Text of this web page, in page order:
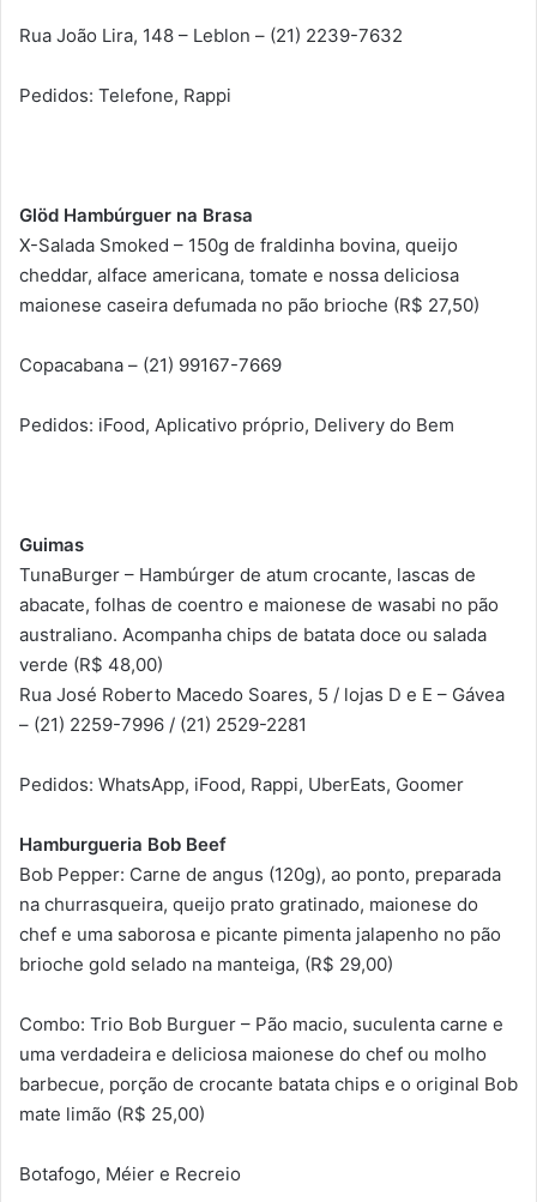
Rua João Lira, 148 – Leblon – (21) 2239-7632
Pedidos: Telefone, Rappi
Glöd Hambúrguer na Brasa
X-Salada Smoked – 150g de fraldinha bovina, queijo
cheddar, alface americana, tomate e nossa deliciosa
maionese caseira defumada no pão brioche (R$ 27,50)
Copacabana – (21) 99167-7669
Pedidos: iFood, Aplicativo próprio, Delivery do Bem
Guimas
TunaBurger – Hambúrger de atum crocante, lascas de
abacate, folhas de coentro e maionese de wasabi no pão
australiano. Acompanha chips de batata doce ou salada
verde (R$ 48,00)
Rua José Roberto Macedo Soares, 5 / lojas D e E – Gávea
– (21) 2259-7996 / (21) 2529-2281
Pedidos: WhatsApp, iFood, Rappi, UberEats, Goomer
Hamburgueria Bob Beef
Bob Pepper: Carne de angus (120g), ao ponto, preparada
na churrasqueira, queijo prato gratinado, maionese do
chef e uma saborosa e picante pimenta jalapenho no pão
brioche gold selado na manteiga, (R$ 29,00)
Combo: Trio Bob Burguer – Pão macio, suculenta carne e
uma verdadeira e deliciosa maionese do chef ou molho
barbecue, porção de crocante batata chips e o original Bob
mate limão (R$ 25,00)
Botafogo, Méier e Recreio